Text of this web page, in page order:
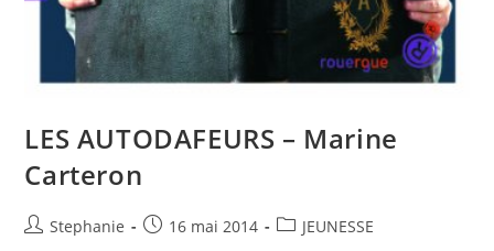
LES AUTODAFEURS – Marine
Carteron
Stephanie 16 mai 2014 JEUNESSE